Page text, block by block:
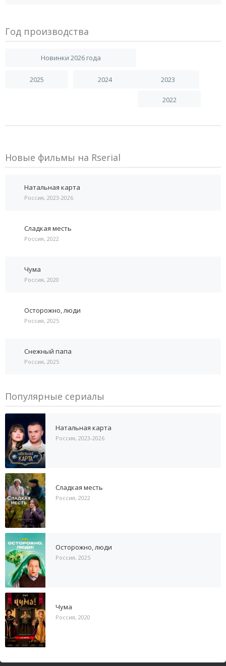
Год производства
Новинки 2026 года
2025 2024 2023
2022
Новые фильмы на Rserial
Натальная карта
Россия, 2023-2026
Сладкая месть
Россия, 2022
Чума
Россия, 2020
Осторожно, люди
Россия, 2025
Снежный папа
Россия, 2025
Популярные сериалы
Натальная карта
Россия, 2023-2026
Сладкая месть
Россия, 2022
Осторожно, люди
Россия, 2025
Чума
Россия, 2020